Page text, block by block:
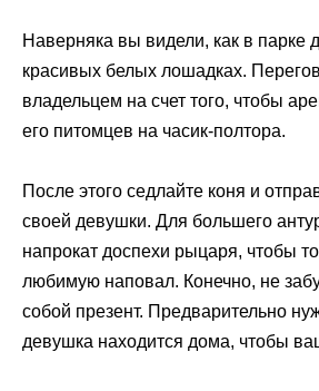
Наверняка вы видели, как в парке
красивых белых лошадках.
владельцем на счет того, чтобы
его питомцев на часик-полтора.
После этого седлайте коня и
своей девушки. Для большего
напрокат доспехи рыцаря, чтобы
любимую наповал. Конечно, не
собой презент. Предварительно
девушка находится дома, чтобы